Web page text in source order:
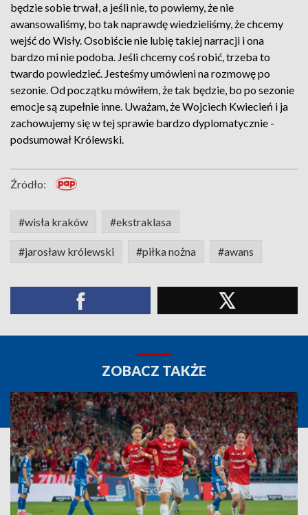
będzie sobie trwał, a jeśli nie, to powiemy, że nie
awansowaliśmy, bo tak naprawdę wiedzieliśmy, że chcemy
wejść do Wisły. Osobiście nie lubię takiej narracji i ona
bardzo mi nie podoba. Jeśli chcemy coś robić, trzeba to
twardo powiedzieć. Jesteśmy umówieni na rozmowę po
sezonie. Od początku mówiłem, że tak będzie, bo po sezonie
emocje są zupełnie inne. Uważam, że Wojciech Kwiecień i ja
zachowujemy się w tej sprawie bardzo dyplomatycznie -
podsumował Królewski.
Źródło:
#wisła kraków #ekstraklasa
#jarosław królewski #piłka nożna #awans
ZOBACZ TAKŻE